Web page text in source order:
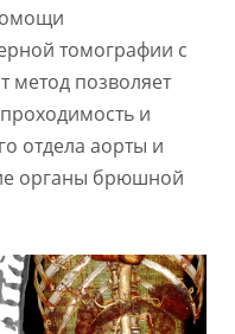
томографии с
метод позволяет
и
отдела аорты и
органы брюшной